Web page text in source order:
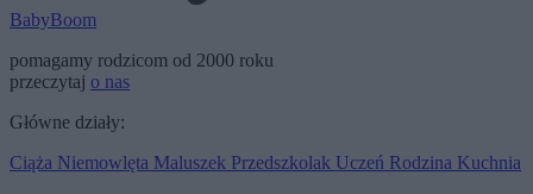
BabyBoom
pomagamy rodzicom od 2000 roku
przeczytaj o nas
Główne działy:
Ciąża Niemowlęta Maluszek Przedszkolak Uczeń Rodzina Kuchnia